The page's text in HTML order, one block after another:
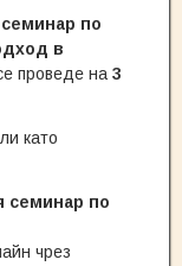
по
в
проведе на 3
като
семинар по
чрез